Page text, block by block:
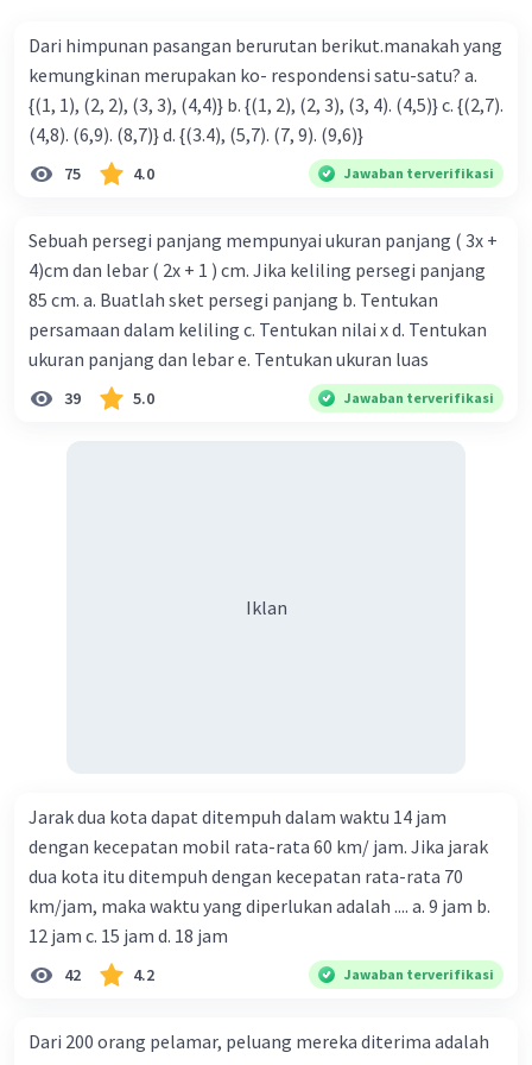
Iklan
Dari himpunan pasangan berurutan berikut.manakah yang
kemungkinan merupakan ko- respondensi satu-satu? a.
{(1, 1), (2, 2), (3, 3), (4,4)} b. {(1, 2), (2, 3), (3, 4). (4,5)} c. {(2,7).
(4,8). (6,9). (8,7)} d. {(3.4), (5,7). (7, 9). (9,6)}
75 4.0 Jawaban terverifikasi
Sebuah persegi panjang mempunyai ukuran panjang ( 3x +
4)cm dan lebar ( 2x + 1 ) cm. Jika keliling persegi panjang
85 cm. a. Buatlah sket persegi panjang b. Tentukan
persamaan dalam keliling c. Tentukan nilai x d. Tentukan
ukuran panjang dan lebar e. Tentukan ukuran luas
39 5.0 Jawaban terverifikasi
Iklan
Jarak dua kota dapat ditempuh dalam waktu 14 jam
dengan kecepatan mobil rata-rata 60 km/ jam. Jika jarak
dua kota itu ditempuh dengan kecepatan rata-rata 70
km/jam, maka waktu yang diperlukan adalah .... a. 9 jam b.
12 jam c. 15 jam d. 18 jam
42 4.2 Jawaban terverifikasi
Dari 200 orang pelamar, peluang mereka diterima adalah